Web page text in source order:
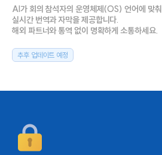
AI가 회의 참석자의 운영체제(OS) 언어에 맞춰
실시간 번역과 자막을 제공합니다.
해외 파트너와 통역 없이 명확하게 소통하세요.
추후 업데이트 예정